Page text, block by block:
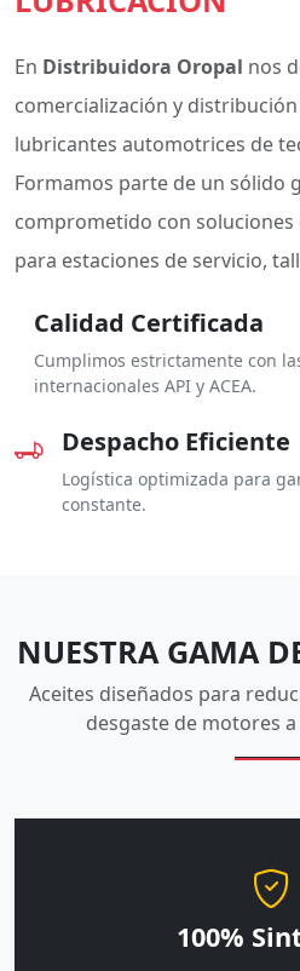
En Distribuidora Oropal nos
comercialización y
lubricantes automotrices de
Formamos parte de un sólido
comprometido con
para estaciones de servicio,
Calidad Certificada
Cumplimos estrictamente con
internacionales API y ACEA.
Despacho Eficiente
Logística optimizada para
constante.
NUESTRA GAMA
Aceites diseñados para
desgaste de motores
100%